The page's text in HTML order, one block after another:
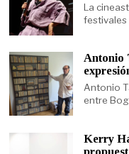
La
festivales
Antonio
Antonio
entre
Kerry